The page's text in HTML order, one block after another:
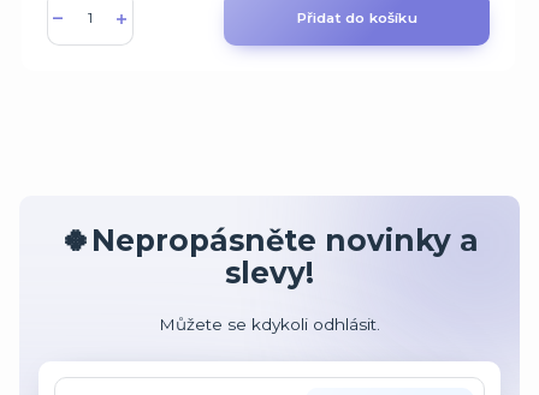
Přidat do košíku
🍀Nepropásněte novinky a
slevy!
Můžete se kdykoli odhlásit.